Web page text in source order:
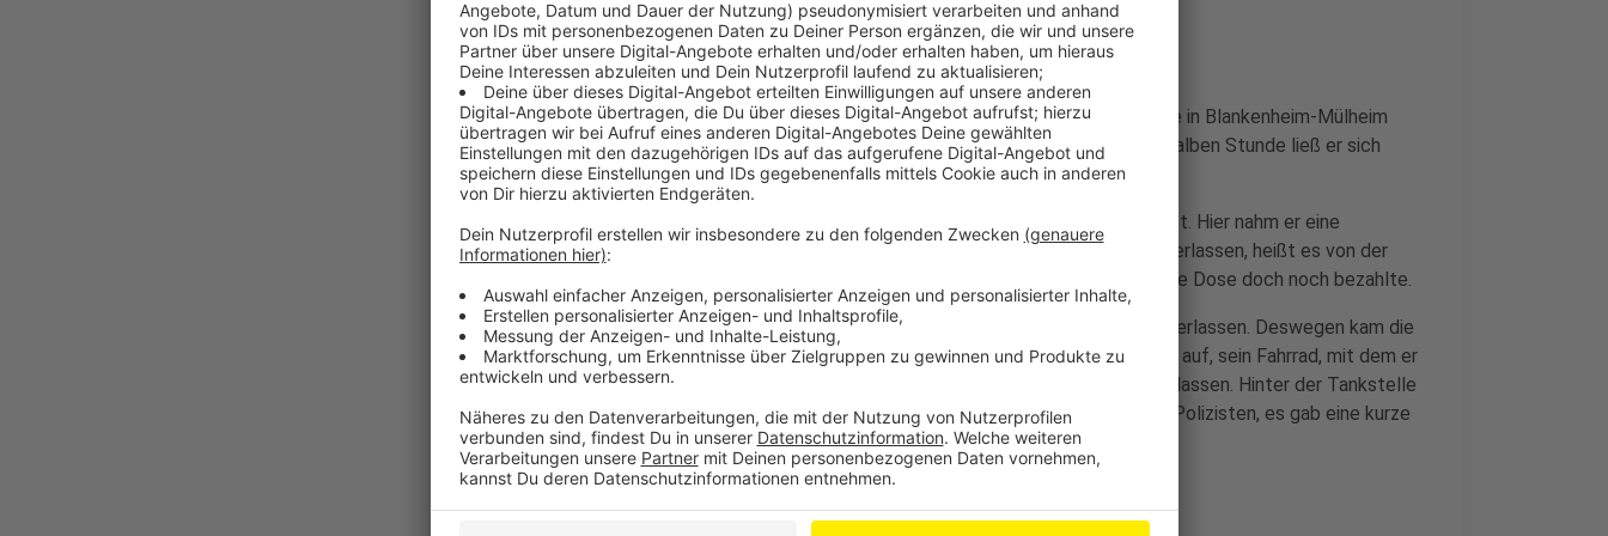
Anzeige
Der 46-Jährige wollte am Mittwochnachmittag in eine Gaststätte in Blankenheim-Mülheim
gehen, wo er aber schon Hausverbot hatte. Erst nach rund einer halben Stunde ließ er sich
dazu bewegen, die Gaststätte zu verlassen.
Dann ging er in eine Tankstelle, auch da hatte er schon Hausverbot. Hier nahm er eine
Getränkedose und wollte dann die Tankstelle ohne zu bezahlen verlassen, heißt es von der
Polizei. Das fiel aber einem Mitarbeiter auf, woraufhin der Mann die Dose doch noch bezahlte.
Aber er wollte das Tankstellengelände trotz Hausverbots nicht verlassen. Deswegen kam die
Polizei hinzu. Die forderte den Mann wegen seiner Alkoholisierung auf, sein Fahrrad, mit dem er
unterwegs war, nach Hause zu schieben und die Tankstelle zu verlassen. Hinter der Tankstelle
setzte er sich aber dann doch aufs Rad. Das bemerkten aber die Polizisten, es gab eine kurze
Flucht zu Fuß und schließlich kam der Mann in Polizeigewahrsam.